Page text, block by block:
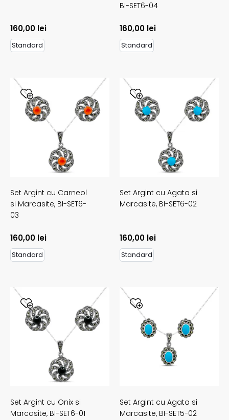
160,00 lei
Standard
BI-SET6-04
160,00 lei
Standard
Set Argint cu Carneol
si Marcasite, BI-SET6-
03
160,00 lei
Standard
Set Argint cu Agata si
Marcasite, BI-SET6-02
160,00 lei
Standard
Set Argint cu Onix si
Marcasite, BI-SET6-01
Set Argint cu Agata si
Marcasite, BI-SET5-02